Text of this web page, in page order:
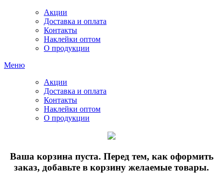
Акции
Доставка и оплата
Контакты
Наклейки оптом
О продукции
Меню
Акции
Доставка и оплата
Контакты
Наклейки оптом
О продукции
Ваша корзина пуста. Перед тем, как оформить
заказ, добавьте в корзину желаемые товары.